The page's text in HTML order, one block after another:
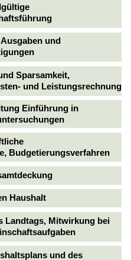
und
Sparsamkeit,
und Leistungsrechnung
Einführung in
Budgetierungsverfahren
Haushalt
Landtags, Mitwirkung bei
und des